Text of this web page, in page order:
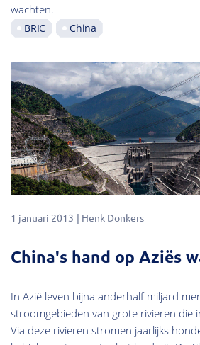
wachten.
BRIC China
1 januari 2013 Henk Donkers
China's hand op Aziës
In Azië leven bijna anderhalf miljard
stroomgebieden van grote rivieren die
Via deze rivieren stromen jaarlijks